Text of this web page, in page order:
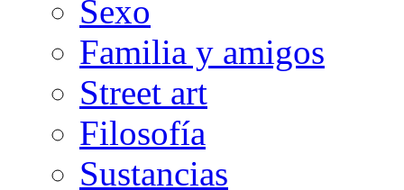
Sexo
Familia y amigos
Street art
Filosofía
Sustancias